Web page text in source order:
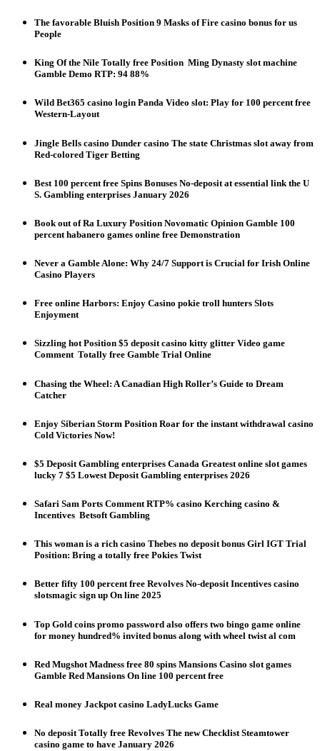
The favorable Bluish Position 9 Masks of Fire casino bonus for us
People
King Of the Nile Totally free Position ️ Ming Dynasty slot machine
Gamble Demo RTP: 94 88%
Wild Bet365 casino login Panda Video slot: Play for 100 percent free
Western-Layout
Jingle Bells casino Dunder casino The state Christmas slot away from
Red-colored Tiger Betting
Best 100 percent free Spins Bonuses No-deposit at essential link the U
S. Gambling enterprises January 2026
Book out of Ra Luxury Position Novomatic Opinion Gamble 100
percent habanero games online free Demonstration
Never a Gamble Alone: Why 24/7 Support is Crucial for Irish Online
Casino Players
Free online Harbors: Enjoy Casino pokie troll hunters Slots
Enjoyment
Sizzling hot Position $5 deposit casino kitty glitter Video game
Comment ️ Totally free Gamble Trial Online
Chasing the Wheel: A Canadian High Roller’s Guide to Dream
Catcher
Enjoy Siberian Storm Position Roar for the instant withdrawal casino
Cold Victories Now!
$5 Deposit Gambling enterprises Canada Greatest online slot games
lucky 7 $5 Lowest Deposit Gambling enterprises 2026
Safari Sam Ports Comment RTP% casino Kerching casino &
Incentives ️ Betsoft Gambling
This woman is a rich casino Thebes no deposit bonus Girl IGT Trial
Position: Bring a totally free Pokies Twist
Better fifty 100 percent free Revolves No-deposit Incentives casino
slotsmagic sign up On line 2025
Top Gold coins promo password also offers two bingo game online
for money hundred% invited bonus along with wheel twist al com
Red Mugshot Madness free 80 spins Mansions Casino slot games
Gamble Red Mansions On line 100 percent free
Real money Jackpot casino LadyLucks Game
No deposit Totally free Revolves The new Checklist Steamtower
casino game to have January 2026